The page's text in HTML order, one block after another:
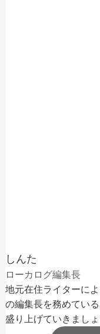
しんた
ローカログ編集長
地元在住ライターに
の編集長を務めてい
盛り上げていきまし